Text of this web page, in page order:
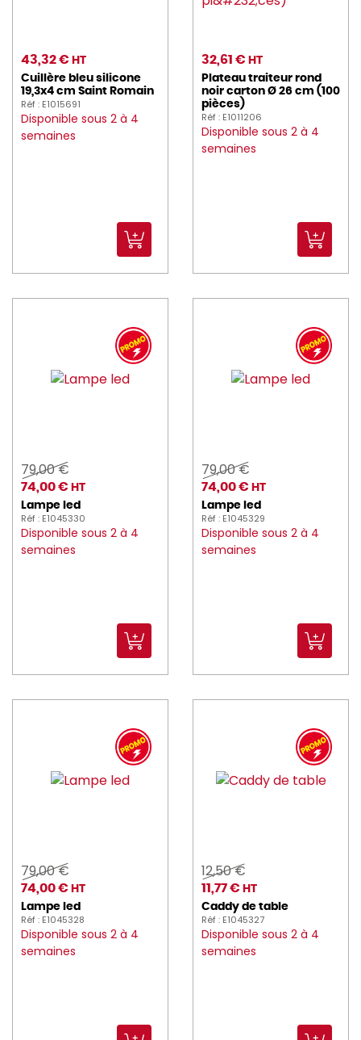
GOBEL (69)
HAIKU (6)
HAMILTON_BEACH (3)
HUHTAMAKI (16)
ICE_BAG (1)
JVD (39)
KITCHENAID (1)
KLEANING_ESSENTIALS (26)
KOLOSSAL (1)
LA_ROCHERE (54)
lesnouvellespailles (4)
LIBBEY (1)
LUIGI_BORMIOLI (91)
Luminarc (102)
43,32 € HT
Cuillère bleu silicone
19,3x4 cm Saint Romain
Réf : E1015691
Disponible sous 2 à 4
semaines
32,61 € HT
Plateau traiteur rond
noir carton Ø 26 cm (100
pièces)
Réf : E1011206
Disponible sous 2 à 4
semaines
79,00 €
74,00 € HT
Lampe led
Réf : E1045330
Disponible sous 2 à 4
semaines
79,00 €
74,00 € HT
Lampe led
Réf : E1045329
Disponible sous 2 à 4
semaines
79,00 €
74,00 € HT
Lampe led
Réf : E1045328
Disponible sous 2 à 4
semaines
12,50 €
11,77 € HT
Caddy de table
Réf : E1045327
Disponible sous 2 à 4
semaines